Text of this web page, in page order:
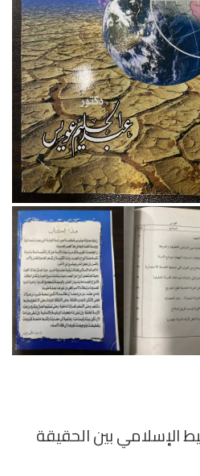
الإسلامي بين الحقيقة